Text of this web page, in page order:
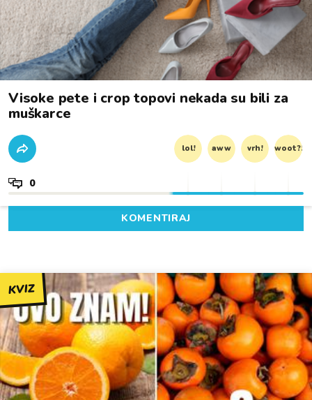
Visoke pete i crop topovi nekada su bili za
muškarce
lol! aww vrh! woot?!
0
KOMENTIRAJ
KVIZ